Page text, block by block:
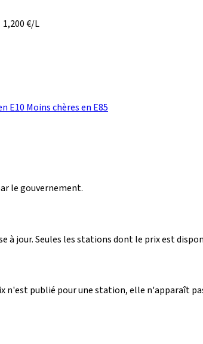
1,200€/L
E10 Moins chères en E85
le gouvernement.
à jour. Seules les stations dont le prix est
publié pour une station, elle n'apparaît